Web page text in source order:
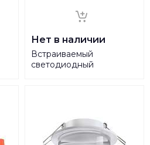
Нет в наличии
Встраиваемый
светодиодный